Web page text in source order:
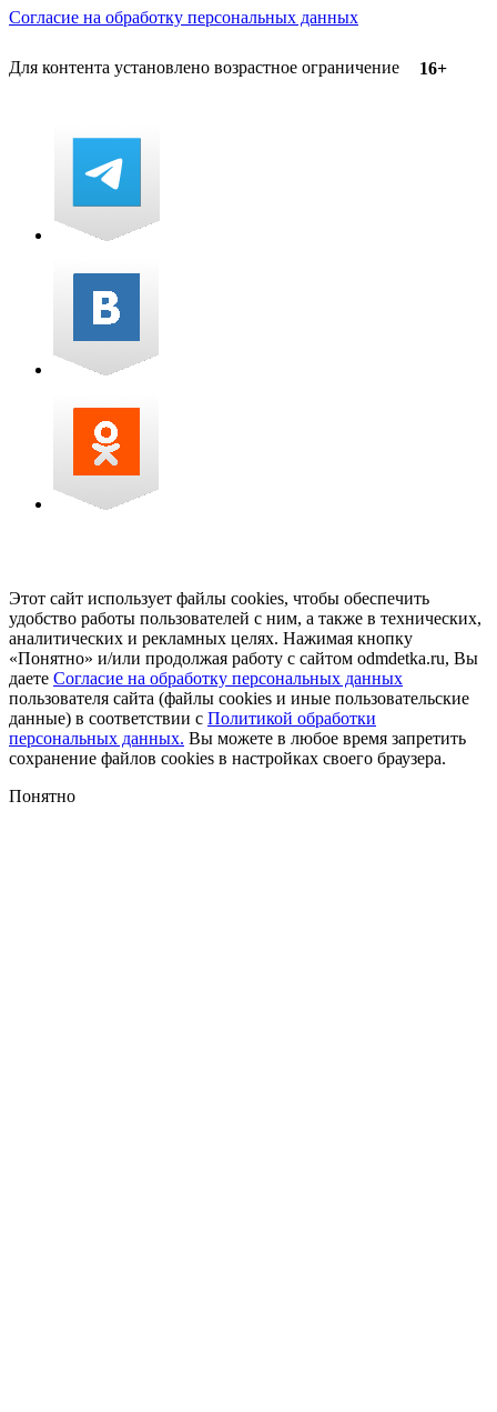
Согласие на обработку персональных данных
Для контента установлено возрастное ограничение 16+
Этот сайт использует файлы cookies, чтобы обеспечить
удобство работы пользователей с ним, а также в технических,
аналитических и рекламных целях. Нажимая кнопку
«Понятно» и/или продолжая работу с сайтом odmdetka.ru, Вы
даете Согласие на обработку персональных данных
пользователя сайта (файлы cookies и иные пользовательские
данные) в соответствии с Политикой обработки
персональных данных. Вы можете в любое время запретить
сохранение файлов cookies в настройках своего браузера.
Понятно